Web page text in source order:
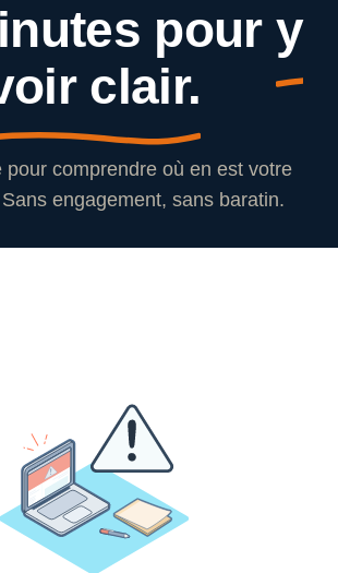
pour y
clair.
pour comprendre où en est votre
engagement, sans baratin.